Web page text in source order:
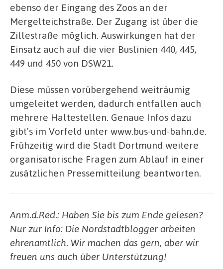
ebenso der Eingang des Zoos an der
Mergelteichstraße. Der Zugang ist über die
Zillestraße möglich. Auswirkungen hat der
Einsatz auch auf die vier Buslinien 440, 445,
449 und 450 von DSW21.
Diese müssen vorübergehend weiträumig
umgeleitet werden, dadurch entfallen auch
mehrere Haltestellen. Genaue Infos dazu
gibt’s im Vorfeld unter www.bus-und-bahn.de.
Frühzeitig wird die Stadt Dortmund weitere
organisatorische Fragen zum Ablauf in einer
zusätzlichen Pressemitteilung beantworten.
Anm.d.Red.: Haben Sie bis zum Ende gelesen?
Nur zur Info: Die Nordstadtblogger arbeiten
ehrenamtlich. Wir machen das gern, aber wir
freuen uns auch über Unterstützung!